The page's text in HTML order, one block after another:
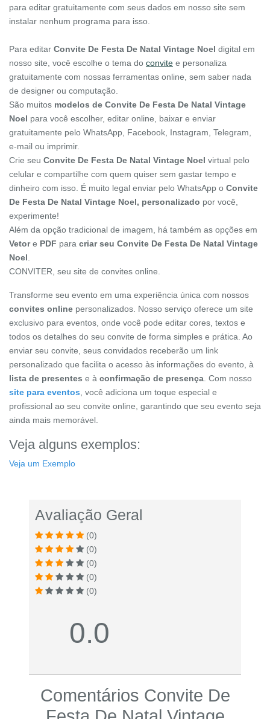
para editar gratuitamente com seus dados em nosso site sem
instalar nenhum programa para isso.
Para editar Convite De Festa De Natal Vintage Noel digital em
nosso site, você escolhe o tema do convite e personaliza
gratuitamente com nossas ferramentas online, sem saber nada
de designer ou computação.
São muitos modelos de Convite De Festa De Natal Vintage
Noel para você escolher, editar online, baixar e enviar
gratuitamente pelo WhatsApp, Facebook, Instagram, Telegram,
e-mail ou imprimir.
Crie seu Convite De Festa De Natal Vintage Noel virtual pelo
celular e compartilhe com quem quiser sem gastar tempo e
dinheiro com isso. É muito legal enviar pelo WhatsApp o Convite
De Festa De Natal Vintage Noel, personalizado por você,
experimente!
Além da opção tradicional de imagem, há também as opções em
Vetore PDF para criar seu Convite De Festa De Natal Vintage
Noel
CONVITER, seu site de convites online.
Transforme seu evento em uma experiência única com nossos
convites online personalizados. Nosso serviço oferece um site
exclusivo para eventos, onde você pode editar cores, textos e
todos os detalhes do seu convite de forma simples e prática. Ao
enviar seu convite, seus convidados receberão um link
personalizado que facilita o acesso às informações do evento, à
lista de presentes e à confirmação de presença . Com nosso
site para eventos , você adiciona um toque especial e
profissional ao seu convite online, garantindo que seu evento seja
ainda mais memorável.
Veja alguns exemplos:
Veja um Exemplo
Avaliação Geral
(0)
(0)
(0)
(0)
(0)
0.0
Comentários Convite De